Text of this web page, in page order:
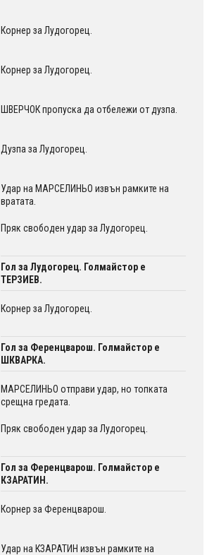
Корнер за Лудогорец.
Корнер за Лудогорец.
ШВЕРЧОК пропуска да отбележи от дузпа.
Дузпа за Лудогорец.
Удар на МАРСЕЛИНЬО извън рамките на
вратата.
Пряк свободен удар за Лудогорец.
Гол за Лудогорец. Голмайстор е
ТЕРЗИЕВ.
Корнер за Лудогорец.
Гол за Ференцварош. Голмайстор е
ШКВАРКА.
МАРСЕЛИНЬО отправи удар, но топката
срещна гредата.
Пряк свободен удар за Лудогорец.
Гол за Ференцварош. Голмайстор е
КЗАРАТИН.
Корнер за Ференцварош.
Удар на КЗАРАТИН извън рамките на